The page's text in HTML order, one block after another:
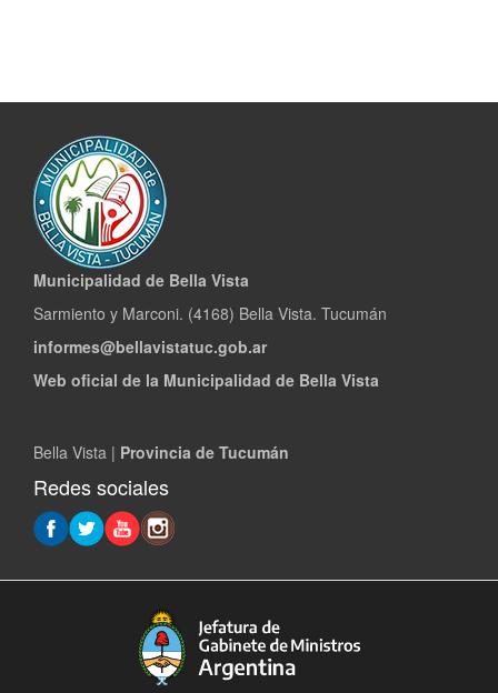
Municipalidad de Bella Vista
Sarmiento y Marconi. (4168) Bella Vista. Tucumán
informes@bellavistatuc.gob.ar
Web oficial de la Municipalidad de Bella Vista
Bella Vista | Provincia de Tucumán
Redes sociales